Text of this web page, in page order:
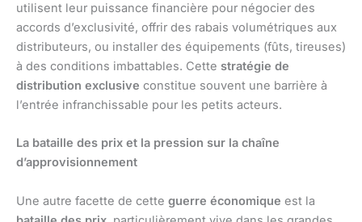
utilisent leur puissance financière pour négocier des
accords d’exclusivité, offrir des rabais volumétriques aux
distributeurs, ou installer des équipements (fûts, tireuses)
à des conditions imbattables. Cette stratégie de
distribution exclusive constitue souvent une barrière à
l’entrée infranchissable pour les petits acteurs.
La bataille des prix et la pression sur la chaîne
d’approvisionnement
Une autre facette de cette guerre économique est la